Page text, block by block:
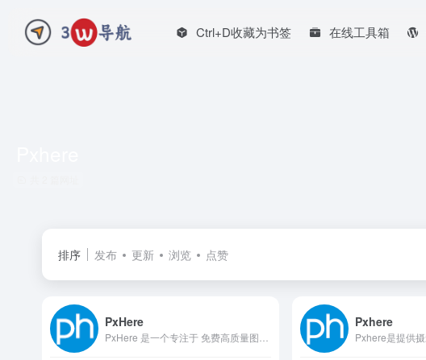
Ctrl+D收藏为书签 在线工具箱
排序 发布 更新 浏览 点赞
PxHere Pxhere